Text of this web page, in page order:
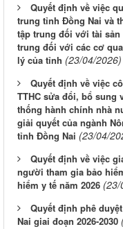
Quyết định về việc
trung tỉnh Đồng Nai và
tập trung đối với tài
trung đối với các cơ
lý của tỉnh (23/04/2026)
Quyết định về việc
TTHC sửa đổi, bổ sung
thống hành chính nhà
giải quyết của ngành
tỉnh Đồng Nai (23/04/
Quyết định về việc
người tham gia bảo
hiểm y tế năm 2026 (23/
Quyết định phê
Nai giai đoạn 2026-2030